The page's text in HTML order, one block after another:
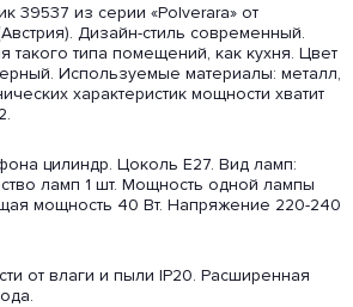
39537 из серии «Polverara» от
Дизайн-стиль современный.
такого типа помещений, как кухня. Цвет
Используемые материалы: металл,
характеристик мощности хватит
цилиндр. Цоколь E27. Вид ламп:
ламп 1 шт. Мощность одной лампы
мощность 40 Вт. Напряжение 220-240
от влаги и пыли IP20. Расширенная